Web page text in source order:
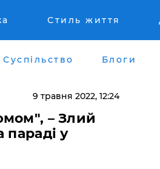
Стиль життя
Суспільство Блоги
9 травня 2022, 12:24
– Злий
параді у